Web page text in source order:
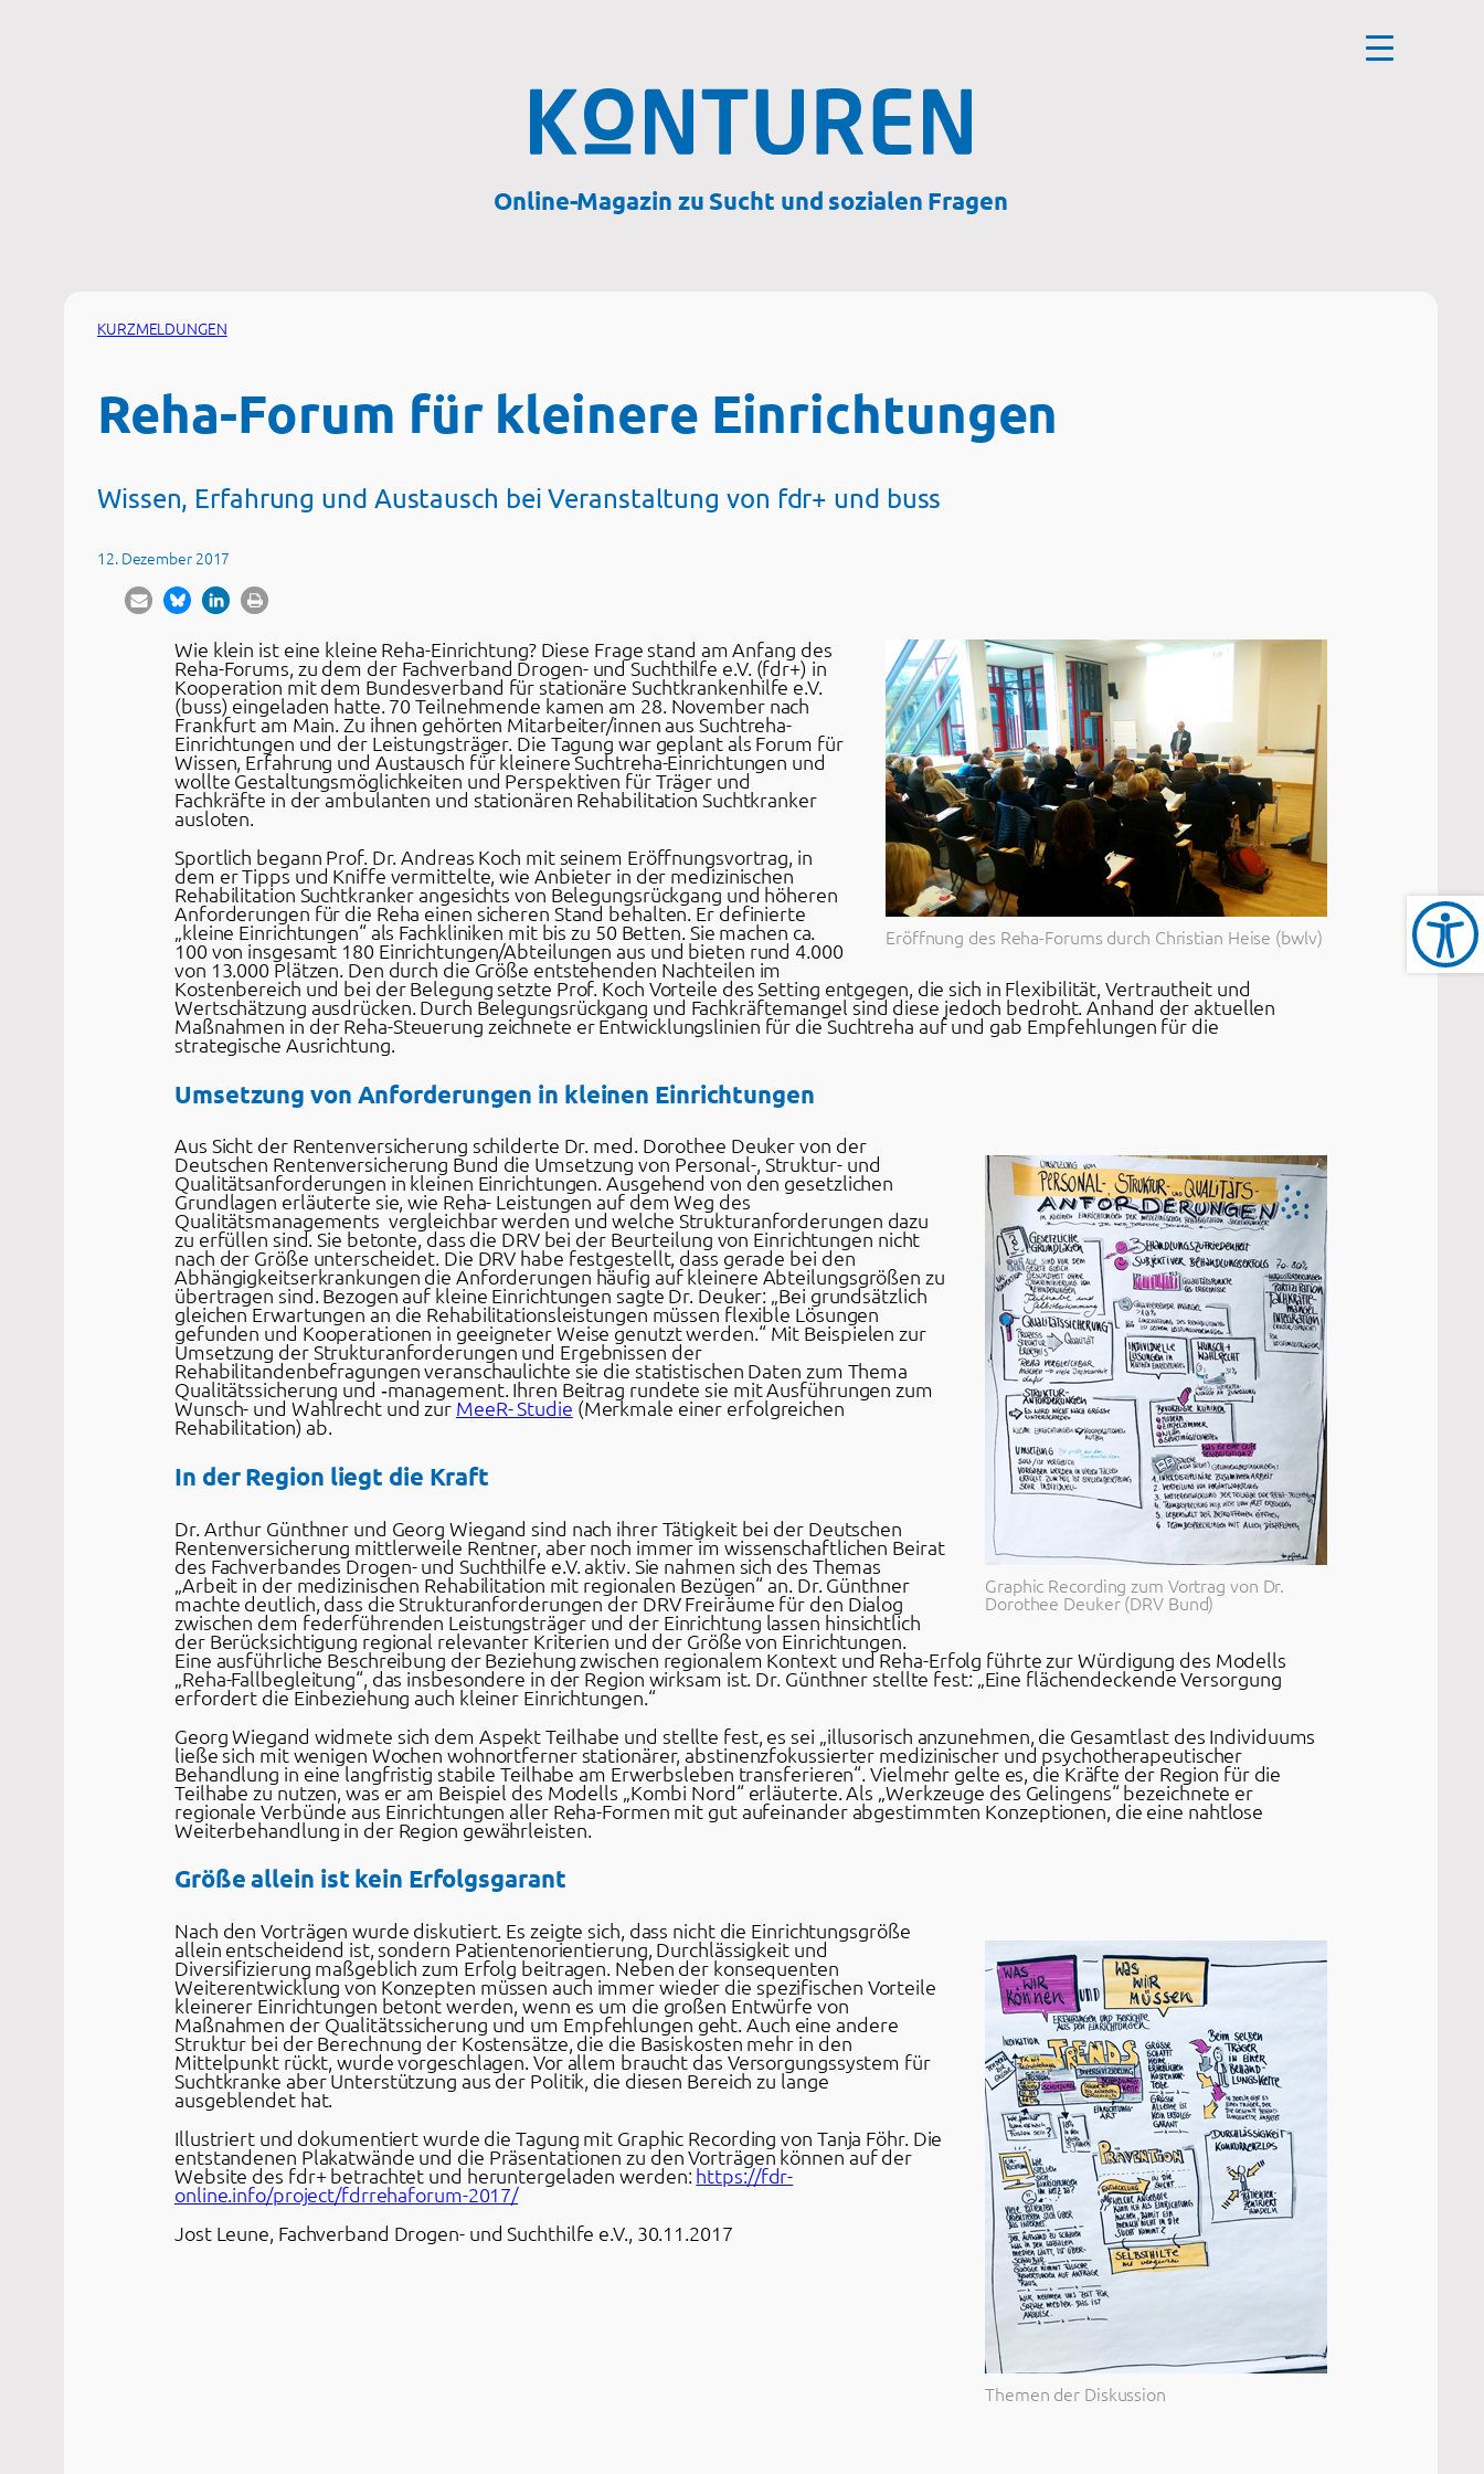
Online-Magazin zu Sucht und sozialen Fragen
KURZMELDUNGEN
Reha-Forum für kleinere Einrichtungen
Wissen, Erfahrung und Austausch bei Veranstaltung von fdr+ und buss
12. Dezember 2017
Eröffnung des Reha-Forums durch Christian Heise (bwlv)
Wie klein ist eine kleine Reha-Einrichtung? Diese Frage stand am Anfang des
Reha-Forums, zu dem der Fachverband Drogen- und Suchthilfe e.V. (fdr+) in
Kooperation mit dem Bundesverband für stationäre Suchtkrankenhilfe e.V.
(buss) eingeladen hatte. 70 Teilnehmende kamen am 28. November nach
Frankfurt am Main. Zu ihnen gehörten Mitarbeiter/innen aus Suchtreha-
Einrichtungen und der Leistungsträger. Die Tagung war geplant als Forum für
Wissen, Erfahrung und Austausch für kleinere Suchtreha-Einrichtungen und
wollte Gestaltungsmöglichkeiten und Perspektiven für Träger und
Fachkräfte in der ambulanten und stationären Rehabilitation Suchtkranker
ausloten.
Sportlich begann Prof. Dr. Andreas Koch mit seinem Eröffnungsvortrag, in
dem er Tipps und Kniffe vermittelte, wie Anbieter in der medizinischen
Rehabilitation Suchtkranker angesichts von Belegungsrückgang und höheren
Anforderungen für die Reha einen sicheren Stand behalten. Er definierte
„kleine Einrichtungen“ als Fachkliniken mit bis zu 50 Betten. Sie machen ca.
100 von insgesamt 180 Einrichtungen/Abteilungen aus und bieten rund 4.000
von 13.000 Plätzen. Den durch die Größe entstehenden Nachteilen im
Kostenbereich und bei der Belegung setzte Prof. Koch Vorteile des Setting entgegen, die sich in Flexibilität, Vertrautheit und
Wertschätzung ausdrücken. Durch Belegungsrückgang und Fachkräftemangel sind diese jedoch bedroht. Anhand der aktuellen
Maßnahmen in der Reha-Steuerung zeichnete er Entwicklungslinien für die Suchtreha auf und gab Empfehlungen für die
strategische Ausrichtung.
Umsetzung von Anforderungen in kleinen Einrichtungen
Graphic Recording zum Vortrag von Dr.
Dorothee Deuker (DRV Bund)
Aus Sicht der Rentenversicherung schilderte Dr. med. Dorothee Deuker von der
Deutschen Rentenversicherung Bund die Umsetzung von Personal-, Struktur- und
Qualitätsanforderungen in kleinen Einrichtungen. Ausgehend von den gesetzlichen
Grundlagen erläuterte sie, wie Reha- Leistungen auf dem Weg des
Qualitätsmanagements vergleichbar werden und welche Strukturanforderungen dazu
zu erfüllen sind. Sie betonte, dass die DRV bei der Beurteilung von Einrichtungen nicht
nach der Größe unterscheidet. Die DRV habe festgestellt, dass gerade bei den
Abhängigkeitserkrankungen die Anforderungen häufig auf kleinere Abteilungsgrößen zu
übertragen sind. Bezogen auf kleine Einrichtungen sagte Dr. Deuker: „Bei grundsätzlich
gleichen Erwartungen an die Rehabilitationsleistungen müssen flexible Lösungen
gefunden und Kooperationen in geeigneter Weise genutzt werden.“ Mit Beispielen zur
Umsetzung der Strukturanforderungen und Ergebnissen der
Rehabilitandenbefragungen veranschaulichte sie die statistischen Daten zum Thema
Qualitätssicherung und ‑management. Ihren Beitrag rundete sie mit Ausführungen zum
Wunsch- und Wahlrecht und zur MeeR- Studie (Merkmale einer erfolgreichen
Rehabilitation) ab.
In der Region liegt die Kraft
Dr. Arthur Günthner und Georg Wiegand sind nach ihrer Tätigkeit bei der Deutschen
Rentenversicherung mittlerweile Rentner, aber noch immer im wissenschaftlichen Beirat
des Fachverbandes Drogen- und Suchthilfe e.V. aktiv. Sie nahmen sich des Themas
„Arbeit in der medizinischen Rehabilitation mit regionalen Bezügen“ an. Dr. Günthner
machte deutlich, dass die Strukturanforderungen der DRV Freiräume für den Dialog
zwischen dem federführenden Leistungsträger und der Einrichtung lassen hinsichtlich
der Berücksichtigung regional relevanter Kriterien und der Größe von Einrichtungen.
Eine ausführliche Beschreibung der Beziehung zwischen regionalem Kontext und Reha-Erfolg führte zur Würdigung des Modells
„Reha-Fallbegleitung“, das insbesondere in der Region wirksam ist. Dr. Günthner stellte fest: „Eine flächendeckende Versorgung
erfordert die Einbeziehung auch kleiner Einrichtungen.“
Georg Wiegand widmete sich dem Aspekt Teilhabe und stellte fest, es sei „illusorisch anzunehmen, die Gesamtlast des Individuums
ließe sich mit wenigen Wochen wohnortferner stationärer, abstinenzfokussierter medizinischer und psychotherapeutischer
Behandlung in eine langfristig stabile Teilhabe am Erwerbsleben transferieren“. Vielmehr gelte es, die Kräfte der Region für die
Teilhabe zu nutzen, was er am Beispiel des Modells „Kombi Nord“ erläuterte. Als „Werkzeuge des Gelingens“ bezeichnete er
regionale Verbünde aus Einrichtungen aller Reha-Formen mit gut aufeinander abgestimmten Konzeptionen, die eine nahtlose
Weiterbehandlung in der Region gewährleisten.
Größe allein ist kein Erfolgsgarant
Themen der Diskussion
Nach den Vorträgen wurde diskutiert. Es zeigte sich, dass nicht die Einrichtungsgröße
allein entscheidend ist, sondern Patientenorientierung, Durchlässigkeit und
Diversifizierung maßgeblich zum Erfolg beitragen. Neben der konsequenten
Weiterentwicklung von Konzepten müssen auch immer wieder die spezifischen Vorteile
kleinerer Einrichtungen betont werden, wenn es um die großen Entwürfe von
Maßnahmen der Qualitätssicherung und um Empfehlungen geht. Auch eine andere
Struktur bei der Berechnung der Kostensätze, die die Basiskosten mehr in den
Mittelpunkt rückt, wurde vorgeschlagen. Vor allem braucht das Versorgungssystem für
Suchtkranke aber Unterstützung aus der Politik, die diesen Bereich zu lange
ausgeblendet hat.
Illustriert und dokumentiert wurde die Tagung mit Graphic Recording von Tanja Föhr. Die
entstandenen Plakatwände und die Präsentationen zu den Vorträgen können auf der
Website des fdr+ betrachtet und heruntergeladen werden: https://fdr-
online.info/project/fdrrehaforum-2017/
Jost Leune, Fachverband Drogen- und Suchthilfe e.V., 30.11.2017